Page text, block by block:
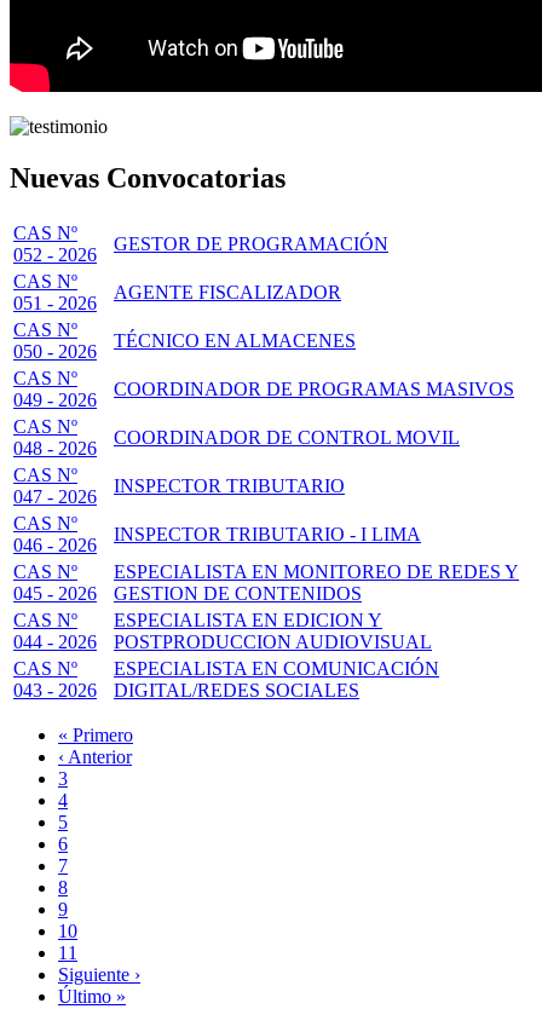
Nuevas Convocatorias
CAS Nº
052 - 2026
GESTOR DE PROGRAMACIÓN
CAS Nº
051 - 2026
AGENTE FISCALIZADOR
CAS Nº
050 - 2026
TÉCNICO EN ALMACENES
CAS Nº
049 - 2026
COORDINADOR DE PROGRAMAS MASIVOS
CAS Nº
048 - 2026
COORDINADOR DE CONTROL MOVIL
CAS Nº
047 - 2026
INSPECTOR TRIBUTARIO
CAS Nº
046 - 2026
INSPECTOR TRIBUTARIO - I LIMA
CAS Nº
045 - 2026
ESPECIALISTA EN MONITOREO DE REDES Y
GESTION DE CONTENIDOS
CAS Nº
044 - 2026
ESPECIALISTA EN EDICION Y
POSTPRODUCCION AUDIOVISUAL
CAS Nº
043 - 2026
ESPECIALISTA EN COMUNICACIÓN
DIGITAL/REDES SOCIALES
Paginación
Primera
página
« Primero
Página
anterior
‹ Anterior
Page
3
Page
4
Page
5
Page
6
Página
actual
7
Page
8
Page
9
Page
10
Page
11
Siguiente
página
Siguiente ›
Última
Último »